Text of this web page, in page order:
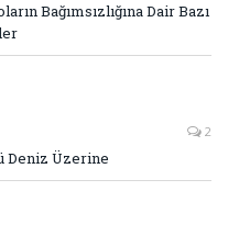
Bağımsızlığına Dair Bazı
2
Deniz Üzerine